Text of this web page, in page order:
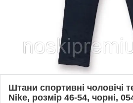
Штани спортивні чоловічі
Nike, розмір 46-54, чорні,